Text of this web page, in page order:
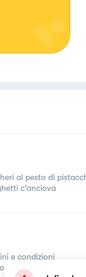
al pesto di
c'anciova
e condizioni